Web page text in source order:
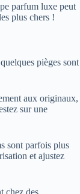
parfum luxe peut
plus chers !
pièges sont
aux originaux,
sur une
sont parfois plus
et ajustez
chez des